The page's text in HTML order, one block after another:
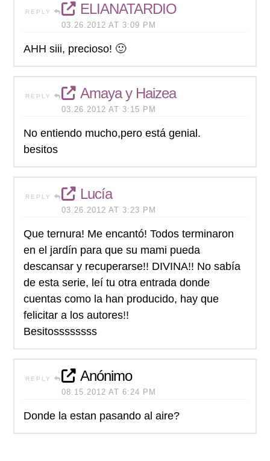
REPLY ELIANATARDIO
03.26.2012 AT 3:09 PM
AHH siii, precioso! 🙂
REPLY Amaya y Haizea
03.26.2012 AT 3:15 PM
No entiendo mucho,pero está genial.
besitos
REPLY Lucía
03.26.2012 AT 3:23 PM
Que ternura! Me encantó! Todos terminaron
en el jardín para que su mami pueda
descansar y recuperarse!! DIVINA!! No sabía
de esta serie, leí tu otra entrada donde
cuentas como la han producido, hay que
felicitar a los autores!!
Besitossssssss
REPLY Anónimo
08.15.2012 AT 6:24 PM
Donde la estan pasando al aire?